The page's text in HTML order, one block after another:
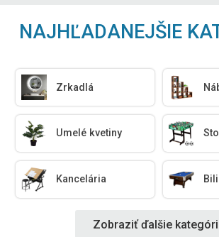
NAJHĽADANEJŠIE
Zrkadlá
Umelé kvetiny
Kancelária
Zobraziť ďalšie